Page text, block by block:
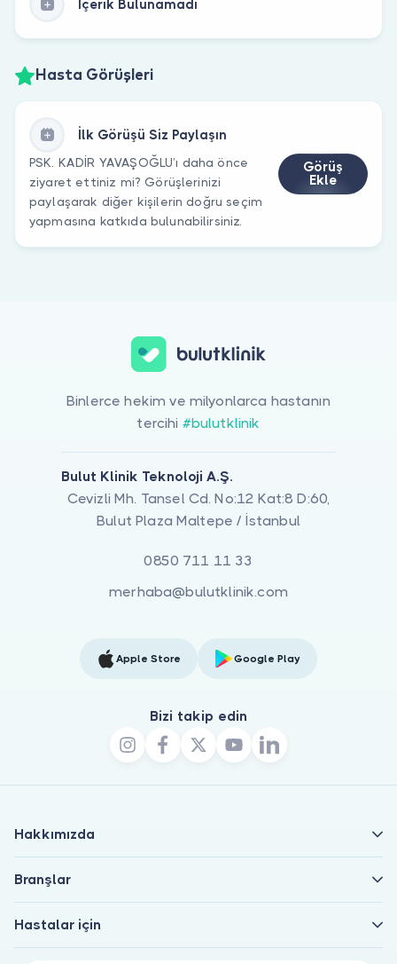
İçerik Bulunamadı
Hasta Görüşleri
İlk Görüşü Siz Paylaşın
PSK. KADİR YAVAŞOĞLU’ı daha önce
ziyaret ettiniz mi? Görüşlerinizi
paylaşarak diğer kişilerin doğru seçim
yapmasına katkıda bulunabilirsiniz.
Görüş
Ekle
Binlerce hekim ve milyonlarca hastanın
tercihi #bulutklinik
Bulut Klinik Teknoloji A.Ş.
Cevizli Mh. Tansel Cd. No:12 Kat:8 D:60,
Bulut Plaza Maltepe / İstanbul
0850 711 11 33
merhaba@bulutklinik.com
Apple Store Google Play
Bizi takip edin
Hakkımızda
Branşlar
Hastalar için